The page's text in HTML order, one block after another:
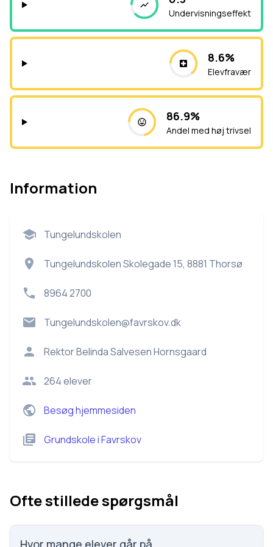
Undervisningseffekt
8.6%
Elevfravær
86.9%
Andel med høj trivsel
Information
Tungelundskolen
Tungelundskolen Skolegade 15, 8881 Thorsø
8964 2700
Tungelundskolen@favrskov.dk
RektorBelinda Salvesen Hornsgaard
264elever
Besøg hjemmesiden
GrundskoleiFavrskov
Ofte stillede spørgsmål
Hvor mange elever går på